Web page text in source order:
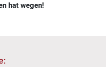
hat wegen!